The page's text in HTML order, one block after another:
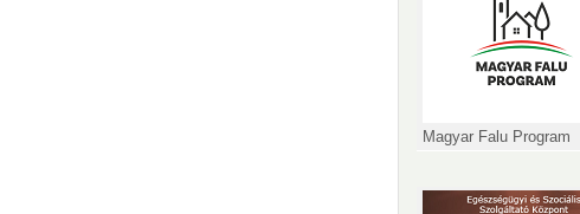
Magyar Falu Program